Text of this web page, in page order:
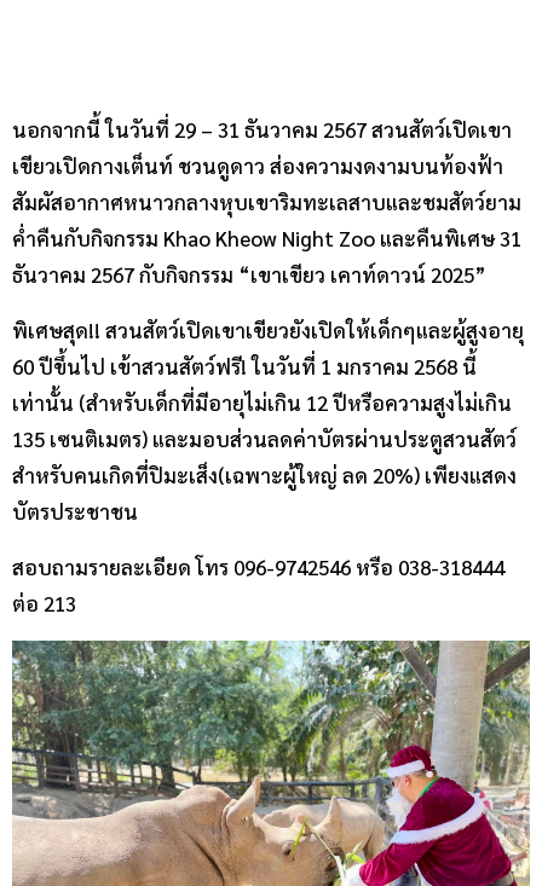
นอกจากนี้ ในวันที่ 29 – 31 ธันวาคม 2567 สวนสัตว์เปิดเขา
เขียวเปิดกางเต็นท์ ชวนดูดาว ส่องความงดงามบนท้องฟ้า
สัมผัสอากาศหนาวกลางหุบเขาริมทะเลสาบและชมสัตว์ยาม
ค่ำคืนกับกิจกรรม Khao Kheow Night Zoo และคืนพิเศษ 31
ธันวาคม 2567 กับกิจกรรม “เขาเขียว เคาท์ดาวน์ 2025”
พิเศษสุด!! สวนสัตว์เปิดเขาเขียวยังเปิดให้เด็กๆและผู้สูงอายุ
60 ปีขึ้นไป เข้าสวนสัตว์ฟรี! ในวันที่ 1 มกราคม 2568 นี้
เท่านั้น (สำหรับเด็กที่มีอายุไม่เกิน 12 ปีหรือความสูงไม่เกิน
135 เซนติเมตร) และมอบส่วนลดค่าบัตรผ่านประตูสวนสัตว์
สำหรับคนเกิดที่ปิมะเส็ง(เฉพาะผู้ใหญ่ ลด 20%) เพียงแสดง
บัตรประชาชน
สอบถามรายละเอียด โทร 096-9742546 หรือ 038-318444
ต่อ 213